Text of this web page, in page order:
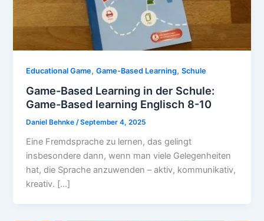
Educational Game,Game-Based Learning,Schule
Game-Based Learning in der Schule:
Game-Based learning Englisch 8-10
Daniel Behnke/September 4, 2025
Eine Fremdsprache zu lernen, das gelingt
insbesondere dann, wenn man viele Gelegenheiten
hat, die Sprache anzuwenden – aktiv, kommunikativ,
kreativ. […]